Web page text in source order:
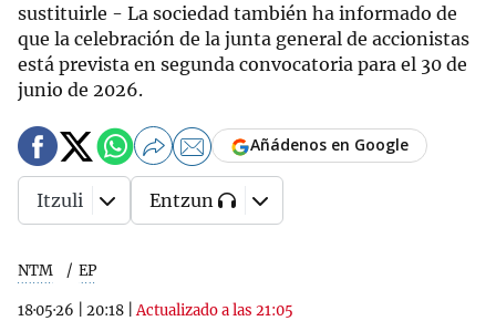
sustituirle - La sociedad también ha informado de
que la celebración de la junta general de accionistas
está prevista en segunda convocatoria para el 30 de
junio de 2026.
NTM EP
18·05·26 20:18 |Actualizado a las 21:05
Añádenos en Google
Itzuli Entzun